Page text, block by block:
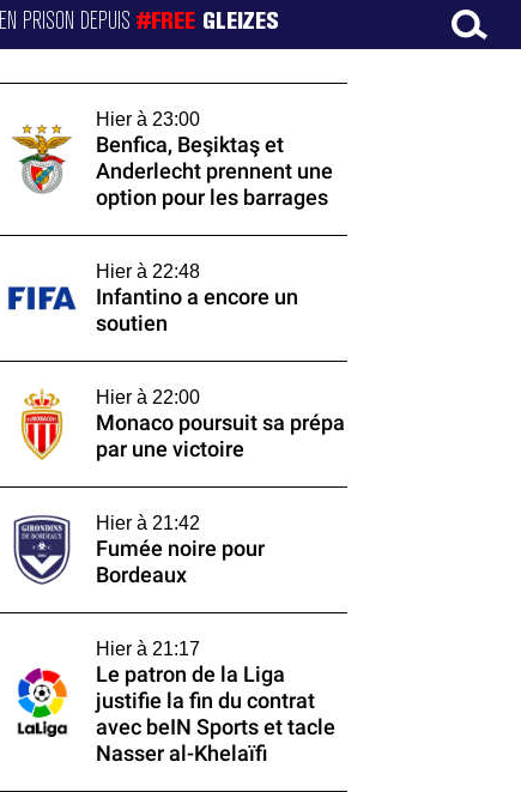
EN PRISON DEPUIS#FREE GLEIZES
Hier à 23:00
Benfica, Beşiktaş et
Anderlecht prennent une
option pour les barrages
Hier à 22:48
Infantino a encore un
soutien
Hier à 22:00
Monaco poursuit sa prépa
par une victoire
Hier à 21:42
Fumée noire pour
Bordeaux
Hier à 21:17
Le patron de la Liga
justifie la fin du contrat
avec beIN Sports et tacle
Nasser al-Khelaïfi